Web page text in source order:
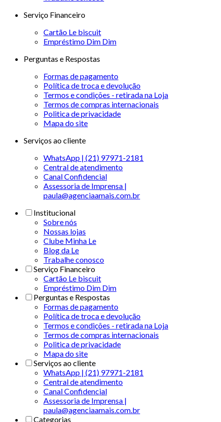
Serviço Financeiro
Cartão Le biscuit
Empréstimo Dim Dim
Perguntas e Respostas
Formas de pagamento
Política de troca e devolução
Termos e condições - retirada na Loja
Termos de compras internacionais
Politica de privacidade
Mapa do site
Serviços ao cliente
WhatsApp | (21) 97971-2181
Central de atendimento
Canal Confidencial
Assessoria de Imprensa |
paula@agenciaamais.com.br
Institucional
Sobre nós
Nossas lojas
Clube Minha Le
Blog da Le
Trabalhe conosco
Serviço Financeiro
Cartão Le biscuit
Empréstimo Dim Dim
Perguntas e Respostas
Formas de pagamento
Política de troca e devolução
Termos e condições - retirada na Loja
Termos de compras internacionais
Politica de privacidade
Mapa do site
Serviços ao cliente
WhatsApp | (21) 97971-2181
Central de atendimento
Canal Confidencial
Assessoria de Imprensa |
paula@agenciaamais.com.br
Categorias